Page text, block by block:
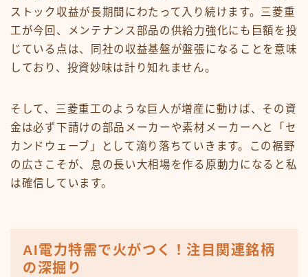
ストック収益が長期間にわたって入り続けます。三菱重
工が今回、メンテナンス部品の供給力強化にも巨額を投
じている点は、同社の収益基盤が盤張になることを意味
しており、投資妙味は計り知れません。
そして、三菱重工のような巨人が増産に動けば、その資
金は必ず下請けの部品メーカーや素材メーカーへと「セ
カンドウェーブ」として滴り落ちていきます。この裾野
の広さこそが、息の長い大相場を作る原動力になると私
は確信しています。
AI電力特需で火がつく！注目関連銘柄
の深掘り